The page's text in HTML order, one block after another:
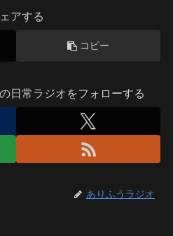
アする
コピー
日常ラジオをフォローする
ありふうラジオ